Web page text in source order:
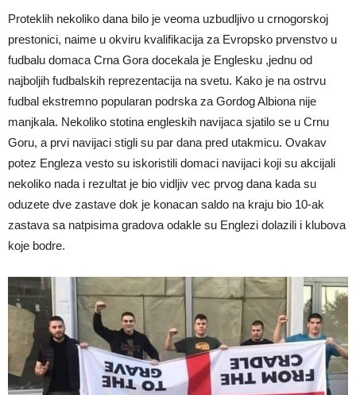
Proteklih nekoliko dana bilo je veoma uzbudljivo u crnogorskoj
prestonici, naime u okviru kvalifikacija za Evropsko prvenstvo u
fudbalu domaca Crna Gora docekala je Englesku ,jednu od
najboljih fudbalskih reprezentacija na svetu. Kako je na ostrvu
fudbal ekstremno popularan podrska za Gordog Albiona nije
manjkala. Nekoliko stotina engleskih navijaca sjatilo se u Crnu
Goru, a prvi navijaci stigli su par dana pred utakmicu. Ovakav
potez Engleza vesto su iskoristili domaci navijaci koji su akcijali
nekoliko nada i rezultat je bio vidljiv vec prvog dana kada su
oduzete dve zastave dok je konacan saldo na kraju bio 10-ak
zastava sa natpisima gradova odakle su Englezi dolazili i klubova
koje bodre.